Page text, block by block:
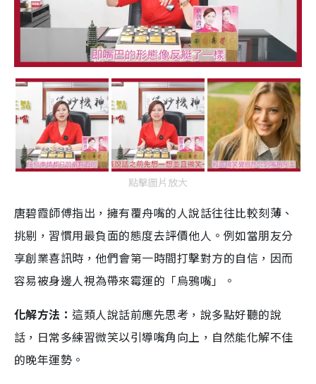
點擊圖片放大
唐碧霞師傅指出，擁有覆舟嘴的人說話往往比較刻薄、
挑剔，習慣用最負面的態度去評價他人。例如當朋友分
享創業喜訊時，他們會第一時間打擊對方的自信，因而
容易被身邊人視為帶來霉運的「烏鴉嘴」。
化解方法： 這類人說話前應先思考，說多點好聽的說
話，日常多練習微笑以引導嘴角向上，自然能化解不佳
的晚年運勢。